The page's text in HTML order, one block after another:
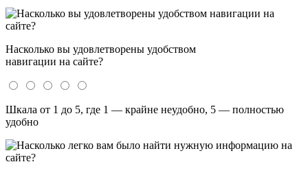
Насколько вы удовлетворены удобством
навигации на сайте?
Шкала от 1 до 5, где 1 — крайне неудобно, 5 — полностью
удобно